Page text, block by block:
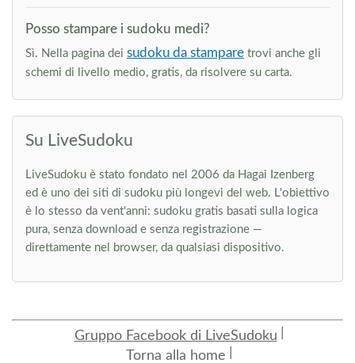
Posso stampare i sudoku medi?
Sì. Nella pagina dei sudoku da stampare trovi anche gli
schemi di livello medio, gratis, da risolvere su carta.
Su LiveSudoku
LiveSudoku è stato fondato nel 2006 da Hagai Izenberg
ed è uno dei siti di sudoku più longevi del web. L'obiettivo
è lo stesso da vent'anni: sudoku gratis basati sulla logica
pura, senza download e senza registrazione —
direttamente nel browser, da qualsiasi dispositivo.
Gruppo Facebook di LiveSudoku
Torna alla home